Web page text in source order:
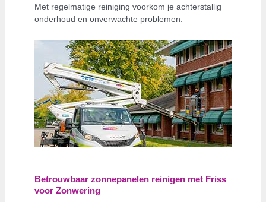
Met regelmatige reiniging voorkom je achterstallig
onderhoud en onverwachte problemen.
Betrouwbaar zonnepanelen reinigen met Friss
voor Zonwering